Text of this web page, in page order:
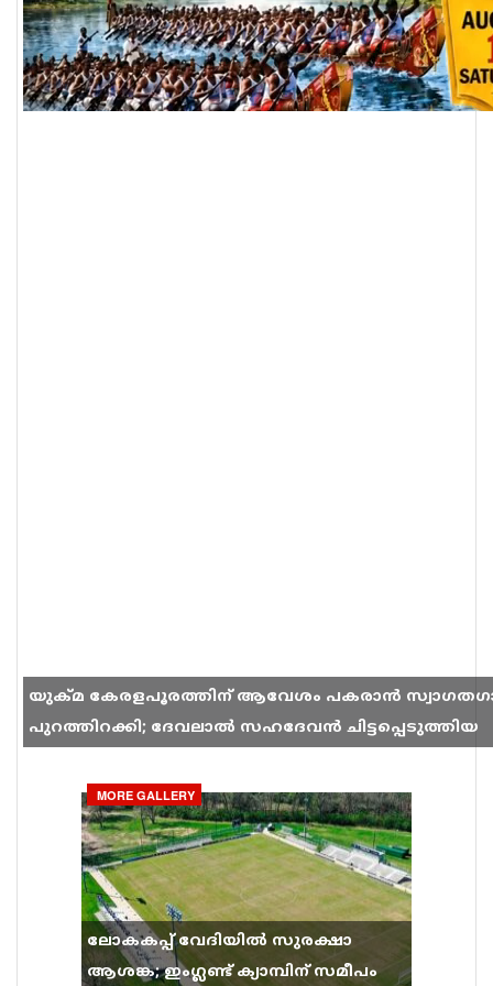
യുക്മ കേരളപൂരത്തിന് ആവേശം പകരാൻ
പുറത്തിറക്കി; ദേവലാൽ സഹദേവൻ ചിട്ടപ്പെടുത്തിയ
MORE GALLERY
ലോകകപ്പ് വേദിയിൽ സുരക്ഷാ
ആശങ്ക; ഇംഗ്ലണ്ട് ക്യാമ്പിന് സമീപം